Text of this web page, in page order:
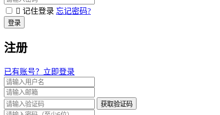
记住登录 忘记密码?
登录
注册
已有账号？立即登录
获取验证码